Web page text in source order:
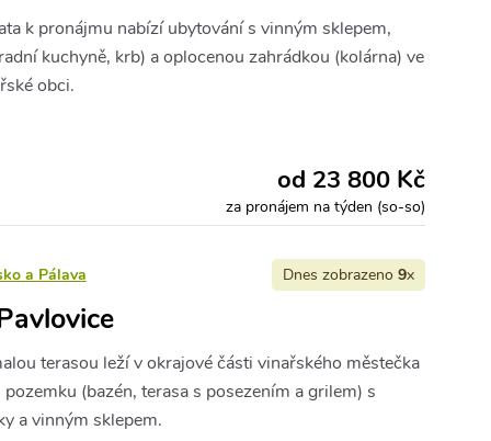
k pronájmu nabízí ubytování s vinným sklepem,
kuchyně, krb) a oplocenou zahrádkou (kolárna) ve
obci.
od 23 800 Kč
za pronájem na týden (so-so)
a Pálava Dnes zobrazeno 9x
terasou leží v okrajové části vinařského městečka
(bazén, terasa s posezením a grilem) s
a vinným sklepem.